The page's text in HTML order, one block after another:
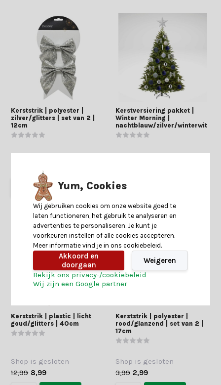
Kerststrik | polyester |
zilver/glitters | set van 2 |
12cm
Shop is gesloten
Kerstversiering pakket |
Winter Morning |
nachtblauw/zilver/winterwit
Shop is gesloten
Kerststrik | plastic | licht
goud/glitters | 40cm
Shop is gesloten
12,99 8,99
Kerststrik | polyester |
rood/glanzend | set van 2 |
17cm
Shop is gesloten
3,99 2,99
Yum, Cookies
Wij gebruiken cookies om onze website goed te
laten functioneren, het gebruik te analyseren en
advertenties te personaliseren. Je kunt je
voorkeuren instellen of alle cookies accepteren.
Meer informatie vind je in ons cookiebeleid.
Akkoord en
doorgaan
Weigeren
Bekijk ons privacy-/cookiebeleid
Wij zijn een Google partner